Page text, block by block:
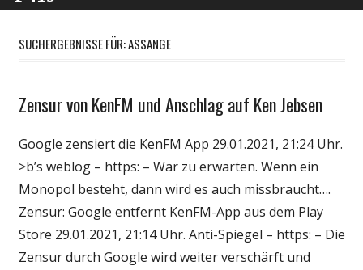
SUCHERGEBNISSE FÜR:ASSANGE
Gesellschaft
Politik
Wirtschaft
Wissenschaft
Zensur von KenFM und Anschlag auf Ken Jebsen
Google zensiert die KenFM App 29.01.2021, 21:24 Uhr.
>b’s weblog – https: – War zu erwarten. Wenn ein
Monopol besteht, dann wird es auch missbraucht….
Zensur: Google entfernt KenFM-App aus dem Play
Store 29.01.2021, 21:14 Uhr. Anti-Spiegel – https: – Die
Zensur durch Google wird weiter verschärft und